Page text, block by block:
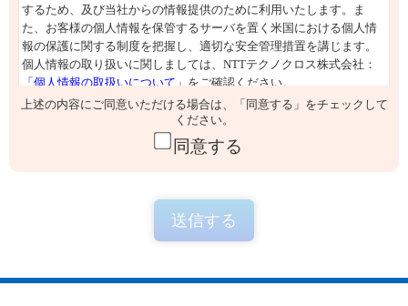
上述の内容にご同意いただける場合は、「同意する」をチェックして
ください。
同意する